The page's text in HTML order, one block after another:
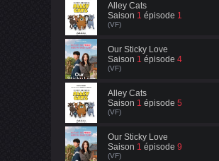
Alley Cats
Saison 1 épisode 1
(VF)
Our Sticky Love
Saison 1 épisode 4
(VF)
Alley Cats
Saison 1 épisode 5
(VF)
Our Sticky Love
Saison 1 épisode 9
(VF)